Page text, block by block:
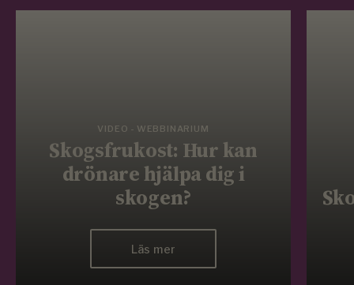
VIDEO - WEBBINARIUM
Skogsfrukost: Hur kan
drönare hjälpa dig i
skogen?
Läs mer